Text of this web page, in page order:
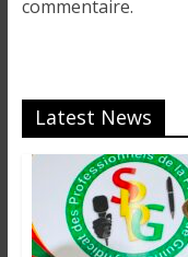
commentaire.
Latest News